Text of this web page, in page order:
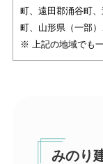
町、遠田郡涌谷町
町、山形県（一部）
※ 上記の地域でも
みのり